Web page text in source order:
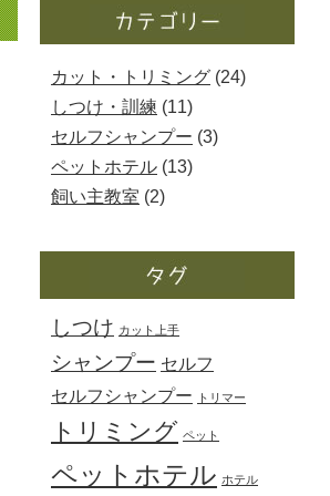
カット・トリミング (24)
しつけ・訓練 (11)
セルフシャンプー (3)
ペットホテル (13)
飼い主教室 (2)
しつけ カット上手
シャンプー セルフ
セルフシャンプー
トリマー
トリミング ペット
ペットホテル ホテル